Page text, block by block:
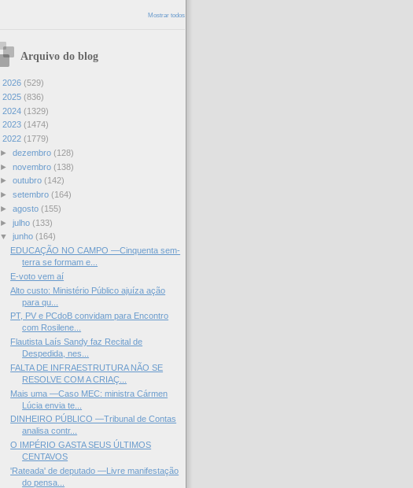
Mostrar todos
Arquivo do blog
2026 (529)
2025 (836)
2024 (1329)
2023 (1474)
2022 (1779)
► dezembro (128)
► novembro (138)
► outubro (142)
► setembro (164)
► agosto (155)
► julho (133)
▼ junho (164)
EDUCAÇÃO NO CAMPO —Cinquenta sem-
terra se formam e...
E-voto vem aí
Alto custo: Ministério Público ajuíza ação
para qu...
PT, PV e PCdoB convidam para Encontro
com Rosilene...
Flautista Laís Sandy faz Recital de
Despedida, nes...
FALTA DE INFRAESTRUTURA NÃO SE
RESOLVE COM A CRIAÇ...
Mais uma —Caso MEC: ministra Cármen
Lúcia envia te...
DINHEIRO PÚBLICO —Tribunal de Contas
analisa contr...
O IMPÉRIO GASTA SEUS ÚLTIMOS
CENTAVOS
'Rateada' de deputado —Livre manifestação
do pensa...